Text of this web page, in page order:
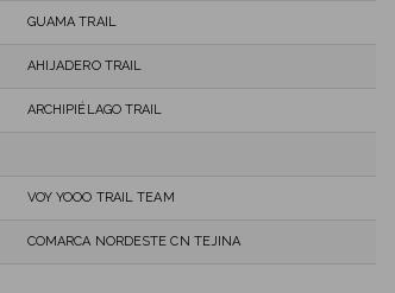
GUAMA TRAIL
AHIJADERO TRAIL
ARCHIPIÉLAGO TRAIL
VOY YOOO TRAIL TEAM
COMARCA NORDESTE CN TEJINA